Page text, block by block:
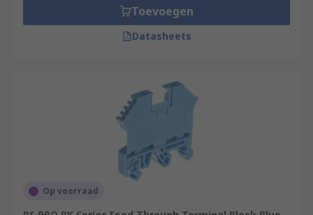
Toevoegen
Datasheets
Op voorraad